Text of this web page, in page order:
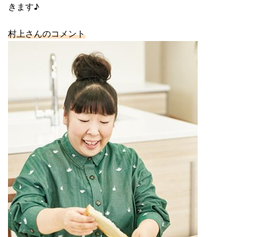
きます♪
村上さんのコメント